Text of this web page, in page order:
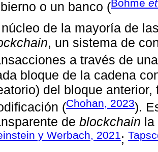
o un banco (Böhme
de la mayoría de
, un sistema de
a través de
bloque de la cadena
del bloque
(Chohan, 2023).
de blockchain la
y Werbach, 2021;